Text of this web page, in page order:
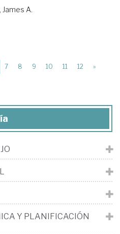
James A.
7 8 9 10 11 12 »
Y PLANIFICACIÓN